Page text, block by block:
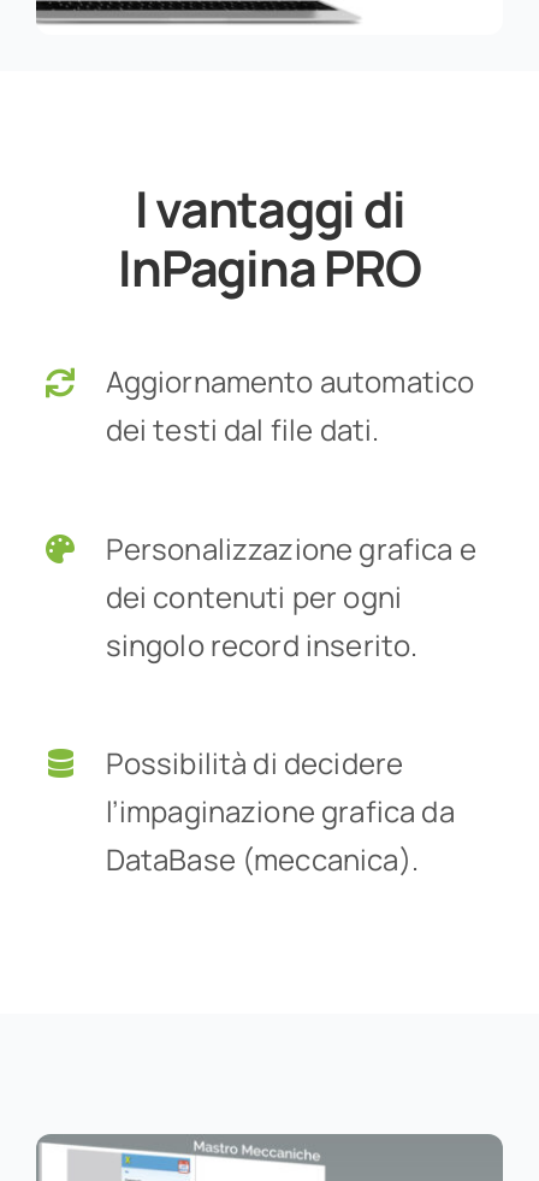
I vantaggi di
InPagina PRO
Aggiornamento automatico
dei testi dal file dati.
Personalizzazione grafica e
dei contenuti per ogni
singolo record inserito.
Possibilità di decidere
l’impaginazione grafica da
DataBase (meccanica).